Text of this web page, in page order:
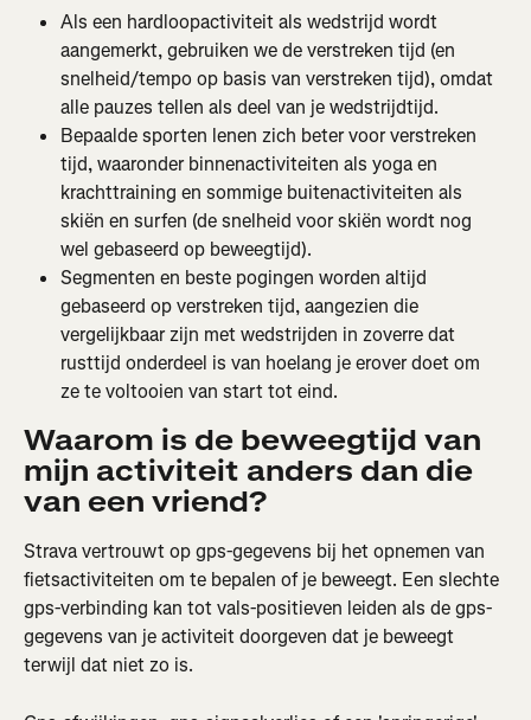
Als een hardloopactiviteit als wedstrijd wordt
aangemerkt, gebruiken we de verstreken tijd (en
snelheid/tempo op basis van verstreken tijd), omdat
alle pauzes tellen als deel van je wedstrijdtijd.
Bepaalde sporten lenen zich beter voor verstreken
tijd, waaronder binnenactiviteiten als yoga en
krachttraining en sommige buitenactiviteiten als
skiën en surfen (de snelheid voor skiën wordt nog
wel gebaseerd op beweegtijd).
Segmenten en beste pogingen worden altijd
gebaseerd op verstreken tijd, aangezien die
vergelijkbaar zijn met wedstrijden in zoverre dat
rusttijd onderdeel is van hoelang je erover doet om
ze te voltooien van start tot eind.
Waarom is de beweegtijd van
mijn activiteit anders dan die
van een vriend?
Strava vertrouwt op gps-gegevens bij het opnemen van
fietsactiviteiten om te bepalen of je beweegt. Een slechte
gps-verbinding kan tot vals-positieven leiden als de gps-
gegevens van je activiteit doorgeven dat je beweegt
terwijl dat niet zo is.